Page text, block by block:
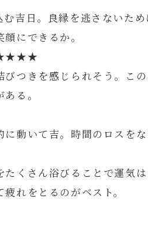
吉日。良縁を逃さないた
にできるか。
★★★★
つきを感じられそう。こ
る。
動いて吉。時間のロスをな
くさん浴びることで運気
れをとるのがベスト。